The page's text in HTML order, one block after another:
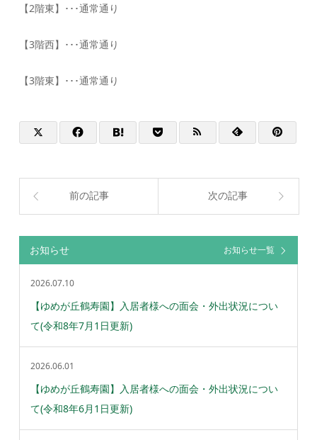
【2階東】･･･通常通り
【3階西】･･･通常通り
【3階東】･･･通常通り
前の記事 次の記事
お知らせ お知らせ一覧
2026.07.10
【ゆめが丘鶴寿園】入居者様への面会・外出状況につい
て(令和8年7月1日更新)
2026.06.01
【ゆめが丘鶴寿園】入居者様への面会・外出状況につい
て(令和8年6月1日更新)